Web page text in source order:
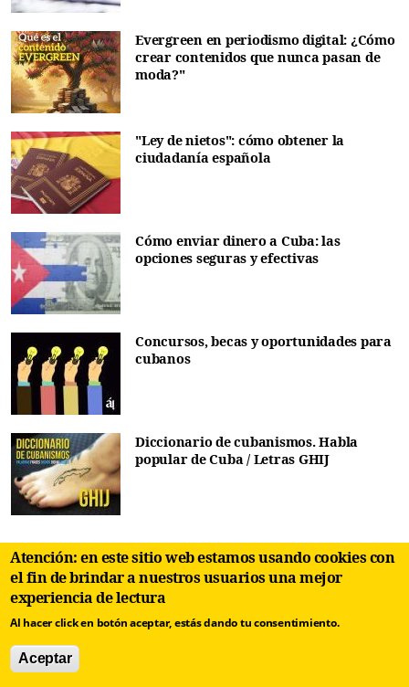
Evergreen en periodismo digital: ¿Cómo
crear contenidos que nunca pasan de
moda?"
"Ley de nietos": cómo obtener la
ciudadanía española
Cómo enviar dinero a Cuba: las
opciones seguras y efectivas
Concursos, becas y oportunidades para
cubanos
Diccionario de cubanismos. Habla
popular de Cuba / Letras GHIJ
Cultura y Derechos Humanos
Atención: en este sitio web estamos usando cookies con
el fin de brindar a nuestros usuarios una mejor
experiencia de lectura
Al hacer click en botón aceptar, estás dando tu consentimiento.
Aceptar